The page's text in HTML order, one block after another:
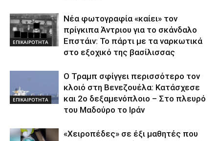
ΕΠΙΚΑΙΡΟΤΗΤΑ
Νέα φωτογραφία «καίει» τον
πρίγκιπα Άντριου για το σκάνδαλο
Επστάιν: Το πάρτι με τα ναρκωτικά
στο εξοχικό της βασίλισσας
ΕΠΙΚΑΙΡΟΤΗΤΑ
Ο Τραμπ σφίγγει περισσότερο τον
κλοιό στη Βενεζουέλα: Κατάσχεσε
και 2ο δεξαμενόπλοιο – Στο πλευρό
του Μαδούρο το Ιράν
«Χειροπέδες» σε έξι μαθητές που